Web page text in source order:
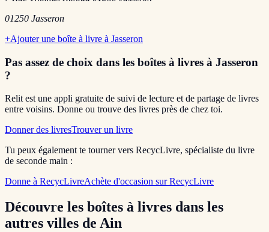
01250 Jasseron
+Ajouter une boîte à livre à Jasseron
Pas assez de choix dans les boîtes à livres à Jasseron
?
Relit est une appli gratuite de suivi de lecture et de partage de livres
entre voisins. Donne ou trouve des livres près de chez toi.
Donner des livresTrouver un livre
Tu peux également te tourner vers RecycLivre, spécialiste du livre
de seconde main :
Donne à RecycLivreAchète d'occasion sur RecycLivre
Découvre les boîtes à livres dans les
autres villes de Ain